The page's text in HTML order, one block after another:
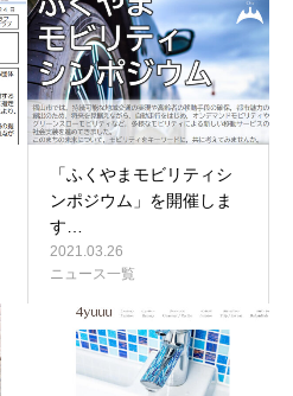
「ふくやまモビリティシ
ンポジウム」を開催しま
す…
2021.03.26
ニュース一覧